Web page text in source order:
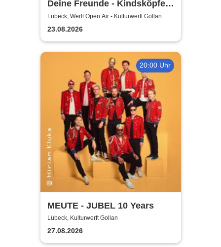
Deine Freunde - Kindsköpfe
im Park - Open Air 2026
Lübeck, Werft Open Air - Kulturwerft Gollan
23.08.2026
20:00 Uhr
MEUTE - JUBEL 10 Years
Lübeck, Kulturwerft Gollan
27.08.2026